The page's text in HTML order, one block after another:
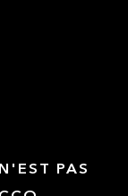
PAS